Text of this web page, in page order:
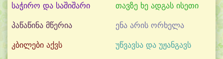
საჭირო და საშიშარი
თავზე ხე ადგას ისეთი
პაწაწინა მწერია
ენა არის ორხელა
კბილები აქვს
უწვავსა და უჟანგავს